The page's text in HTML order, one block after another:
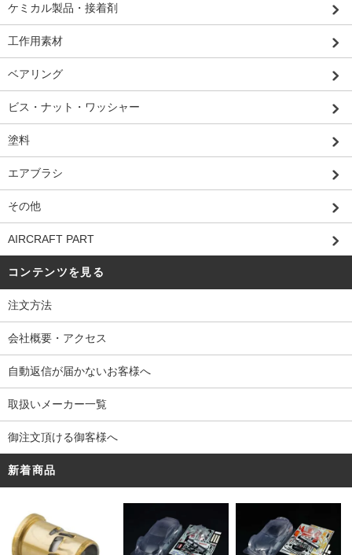
ケミカル製品・接着剤
工作用素材
ベアリング
ビス・ナット・ワッシャー
塗料
エアブラシ
その他
AIRCRAFT PART
コンテンツを見る
注文方法
会社概要・アクセス
自動返信が届かないお客様へ
取扱いメーカー一覧
御注文頂ける御客様へ
新着商品